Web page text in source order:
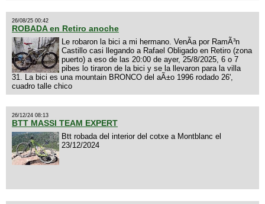
26/08/25 00:42
ROBADA en Retiro anoche
Le robaron la bici a mi hermano. VenÃ­a por RamÃ³n
Castillo casi llegando a Rafael Obligado en Retiro (zona
puerto) a eso de las 20:00 de ayer, 25/8/2025, 6 o 7
pibes lo tiraron de la bici y se la llevaron para la villa
31. La bici es una mountain BRONCO del aÃ±o 1996 rodado 26',
cuadro talle chico
26/12/24 08:13
BTT MASSI TEAM EXPERT
Btt robada del interior del cotxe a Montblanc el
23/12/2024